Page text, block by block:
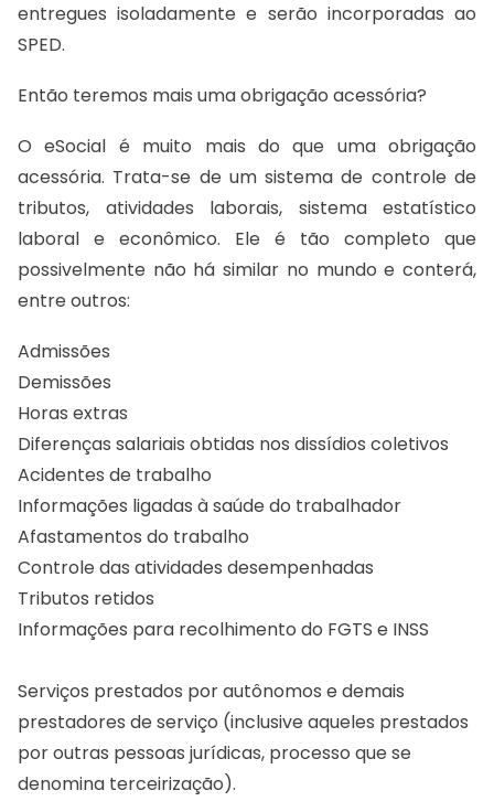
entregues isoladamente e serão incorporadas ao
SPED.
Então teremos mais uma obrigação acessória?
O eSocial é muito mais do que uma obrigação
acessória. Trata-se de um sistema de controle de
tributos, atividades laborais, sistema estatístico
laboral e econômico. Ele é tão completo que
possivelmente não há similar no mundo e conterá,
entre outros:
Admissões
Demissões
Horas extras
Diferenças salariais obtidas nos dissídios coletivos
Acidentes de trabalho
Informações ligadas à saúde do trabalhador
Afastamentos do trabalho
Controle das atividades desempenhadas
Tributos retidos
Informações para recolhimento do FGTS e INSS
Serviços prestados por autônomos e demais
prestadores de serviço (inclusive aqueles prestados
por outras pessoas jurídicas, processo que se
denomina terceirização).